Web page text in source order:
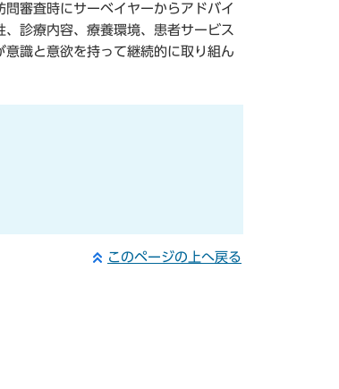
審査時にサーベイヤーからアドバイ
診療内容、療養環境、患者サービス
識と意欲を持って継続的に取り組ん
このページの上へ戻る